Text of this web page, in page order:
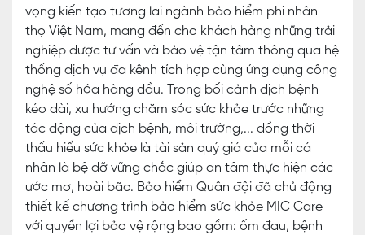
vọng kiến tạo tương lai ngành bảo hiểm phi nhân
thọ Việt Nam, mang đến cho khách hàng những trải
nghiệp được tư vấn và bảo vệ tận tâm thông qua hệ
thống dịch vụ đa kênh tích hợp cùng ứng dụng công
nghệ số hóa hàng đầu. Trong bối cảnh dịch bệnh
kéo dài, xu hướng chăm sóc sức khỏe trước những
tác động của dịch bệnh, môi trường,... đồng thời
thấu hiểu sức khỏe là tài sản quý giá của mỗi cá
nhân là bệ đỡ vững chắc giúp an tâm thực hiện các
ước mơ, hoài bão. Bảo hiểm Quân đội đã chủ động
thiết kế chương trình bảo hiểm sức khỏe MIC Care
với quyền lợi bảo vệ rộng bao gồm: ốm đau, bệnh